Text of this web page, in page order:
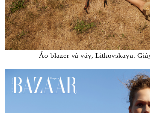
Áo blazer và váy, Litkovskaya.